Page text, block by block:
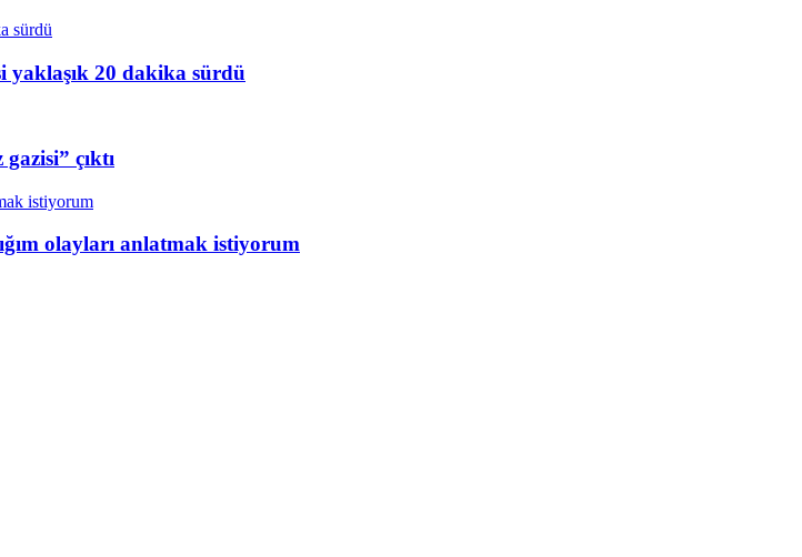
yaklaşık 20 dakika sürdü
çıktı
olayları anlatmak istiyorum